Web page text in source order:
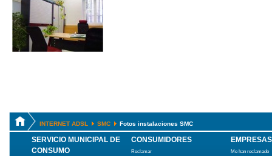
INTERNET ADSL SMC Fotos instalaciones SMC
SERVICIO MUNICIPAL DE
CONSUMO
CONSUMIDORES
Reclamar
EMPRESAS
Me han reclamado